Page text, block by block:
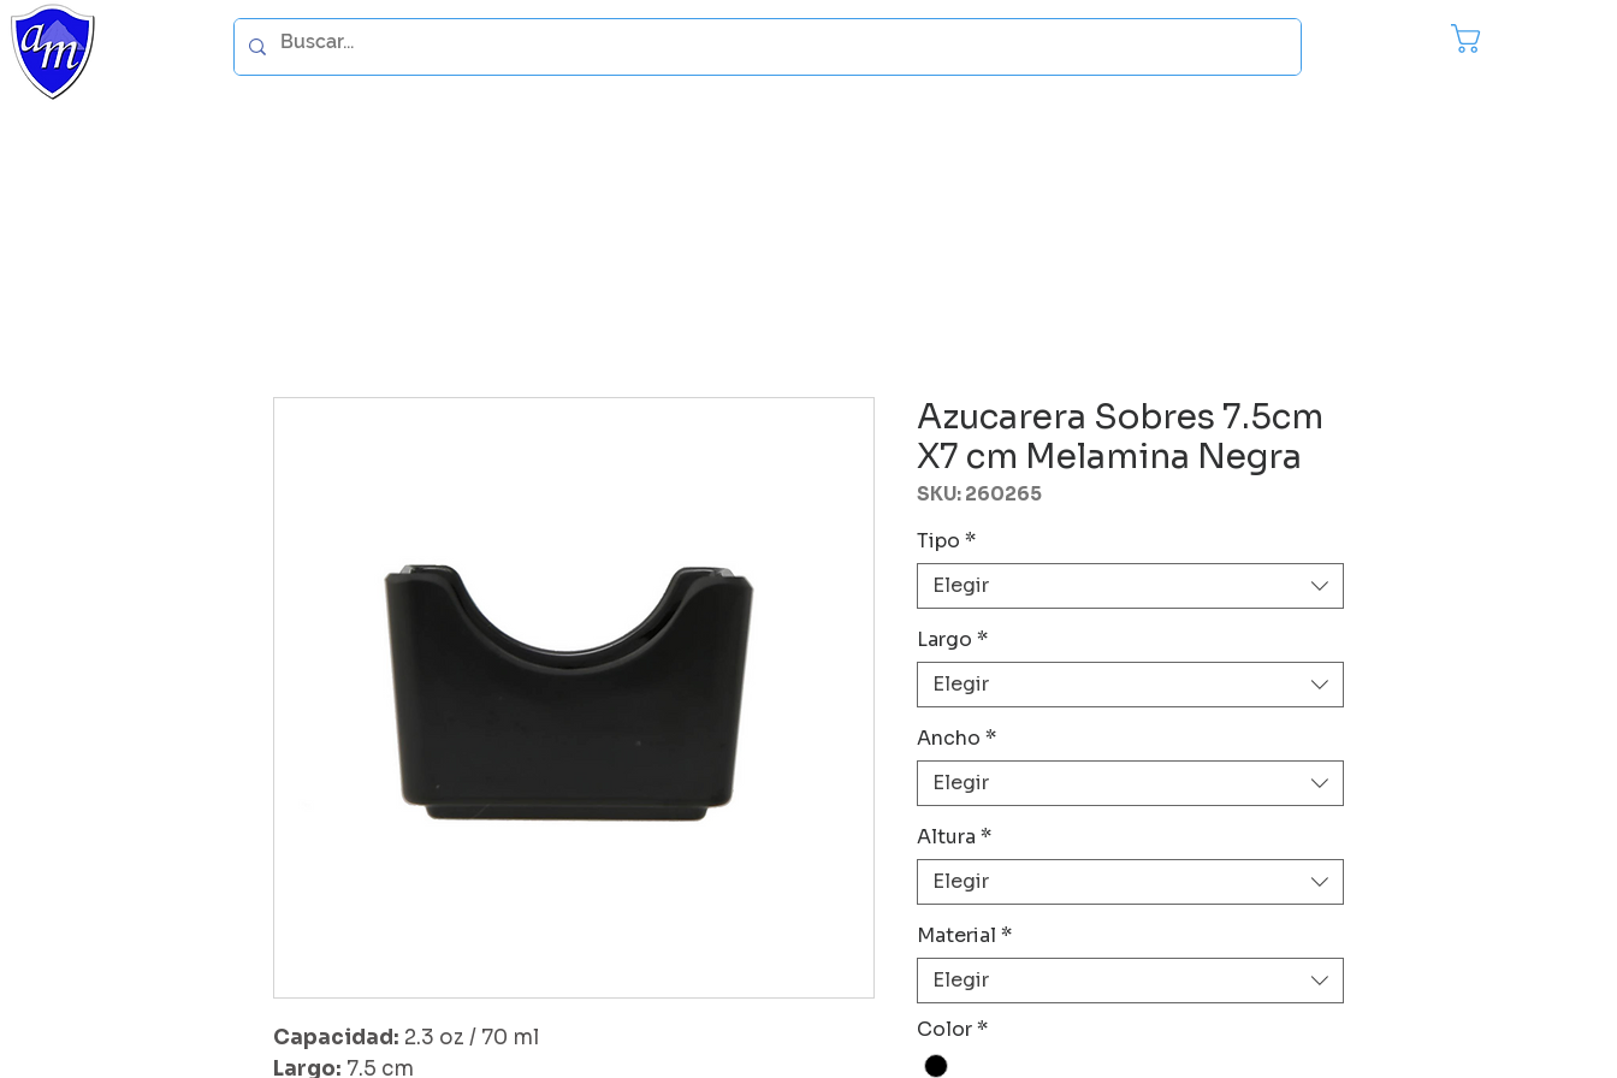
Capacidad: 2.3 oz / 70 ml
Largo: 7.5 cm
Azucarera Sobres 7.5cm
X7 cm Melamina Negra
SKU: 260265
Tipo *
Elegir
Largo *
Elegir
Ancho *
Elegir
Altura *
Elegir
Material *
Elegir
Color*